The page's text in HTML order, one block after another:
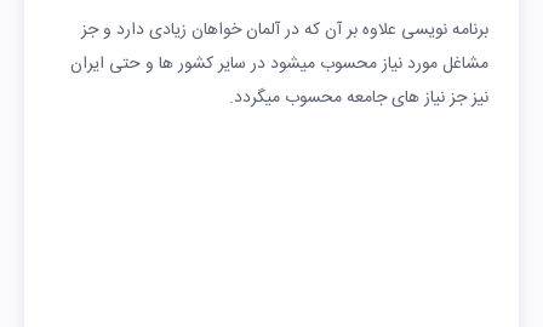
برنامه نویسی علاوه بر آن که در آلمان خواهان زیادی دارد و جز
مشاغل مورد نیاز محسوب میشود در سایر کشور ها و حتی ایران
نیز جز نیاز های جامعه محسوب میگردد.